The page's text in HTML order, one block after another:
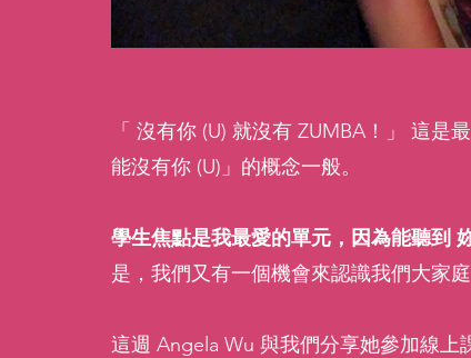
「 沒有你 (U) 就沒有 ZUMBA！」 這是
能沒有你 (U)」的概念一般。
學生焦點是我最愛的單元，因為能聽到
是，我們又有一個機會來認識我們大家
這週 Angela Wu 與我們分享她參加線